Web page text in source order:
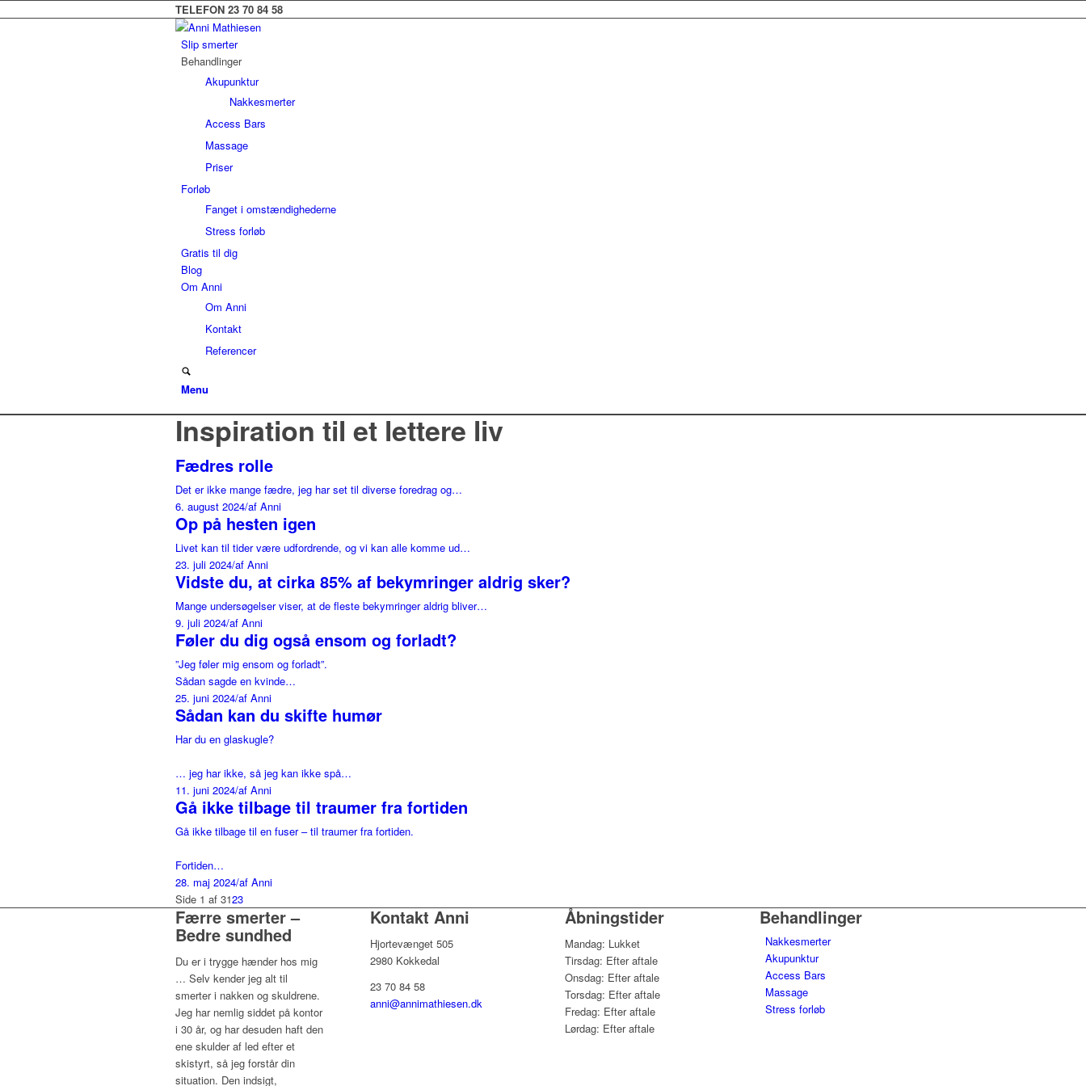
TELEFON 23 70 84 58
Slip smerter
Behandlinger
Akupunktur
Nakkesmerter
Access Bars
Massage
Priser
Forløb
Fanget i omstændighederne
Stress forløb
Gratis til dig
Blog
Om Anni
Om Anni
Kontakt
Referencer
Menu
Inspiration til et lettere liv
Fædres rolle
Det er ikke mange fædre, jeg har set til diverse foredrag og…
6. august 2024/af Anni
Op på hesten igen
Livet kan til tider være udfordrende, og vi kan alle komme ud…
23. juli 2024/af Anni
Vidste du, at cirka 85% af bekymringer aldrig sker?
Mange undersøgelser viser, at de fleste bekymringer aldrig bliver…
9. juli 2024/af Anni
Føler du dig også ensom og forladt?
”Jeg føler mig ensom og forladt”.
Sådan sagde en kvinde…
25. juni 2024/af Anni
Sådan kan du skifte humør
Har du en glaskugle?
… jeg har ikke, så jeg kan ikke spå…
11. juni 2024/af Anni
Gå ikke tilbage til traumer fra fortiden
Gå ikke tilbage til en fuser – til traumer fra fortiden.
Fortiden…
28. maj 2024/af Anni
Side 1 af 3123
Færre smerter –
Bedre sundhed
Du er i trygge hænder hos mig
… Selv kender jeg alt til
smerter i nakken og skuldrene.
Jeg har nemlig siddet på kontor
i 30 år, og har desuden haft den
ene skulder af led efter et
skistyrt, så jeg forstår din
situation. Den indsigt,
Kontakt Anni
Hjortevænget 505
2980 Kokkedal
23 70 84 58
anni@annimathiesen.dk
Åbningstider
Mandag: Lukket
Tirsdag: Efter aftale
Onsdag: Efter aftale
Torsdag: Efter aftale
Fredag: Efter aftale
Lørdag: Efter aftale
Behandlinger
Nakkesmerter
Akupunktur
Access Bars
Massage
Stress forløb